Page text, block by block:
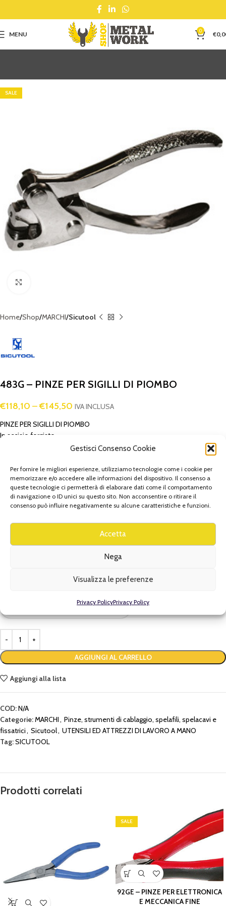
Gestisci Consenso Cookie
Per fornire le migliori esperienze, utilizziamo tecnologie come i cookie per
memorizzare e/o accedere alle informazioni del dispositivo. Il consenso a
queste tecnologie ci permetterà di elaborare dati come il comportamento
di navigazione o ID unici su questo sito. Non acconsentire o ritirare il
consenso può influire negativamente su alcune caratteristiche e funzioni.
Accetta
Nega
Visualizza le preferenze
Privacy PolicyPrivacy Policy
MENU 0 €
SALE
Home Shop MARCHI Sicutool
483G – PINZE PER SIGILLI DI PIOMBO
€118,10 –€145,50 IVA INCLUSA
PINZE PER SIGILLI DI PIOMBO
In acciaio forgiato.
Lavorazione accurata. Finemente nichelate. Con molla di ritorno.
DIMENSIONI N/A
10 mm
12 mm
AGGIUNGI AL CARRELLO
Aggiungi alla lista
COD:N/A
Categorie:MARCHI, Pinze, strumenti di cablaggio, spelafili, spelacavi e
fissatrici, Sicutool, UTENSILI ED ATTREZZI DI LAVORO A MANO
Tag:SICUTOOL
Prodotti correlati
SALE
92GE – PINZE PER ELETTRONICA
E MECCANICA FINE